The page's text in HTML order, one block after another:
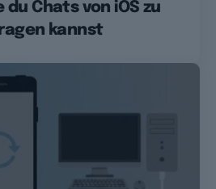
du Chats von iOS zu
kannst